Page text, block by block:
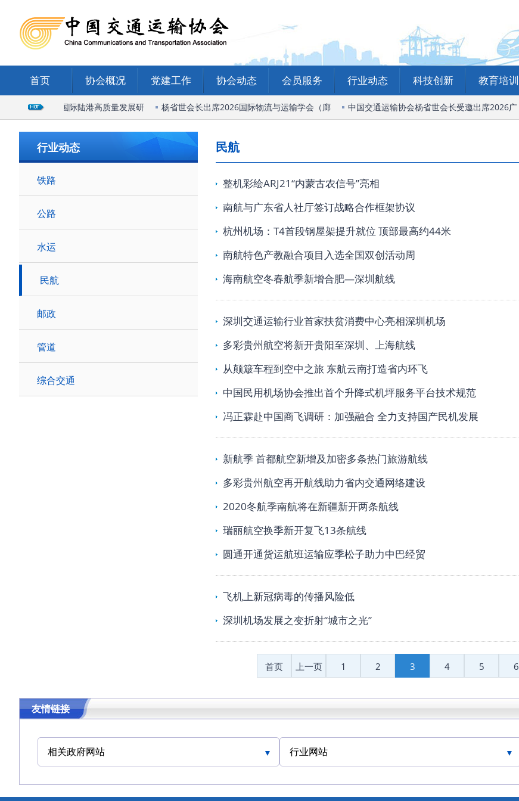
首页 协会概况 党建工作 协会动态 会员服务 行业动态 科技创新 教育培训
长出席石家庄国际陆港高质量发展研 杨省世会长出席2026国际物流与运输学会（廊 中国交通运输协会杨省世会长受邀出席2026广
行业动态
铁路
公路
水运
民航
邮政
管道
综合交通
民航
整机彩绘ARJ21“内蒙古农信号”亮相
南航与广东省人社厅签订战略合作框架协议
杭州机场：T4首段钢屋架提升就位 顶部最高约44米
南航特色产教融合项目入选全国双创活动周
海南航空冬春航季新增合肥—深圳航线
深圳交通运输行业首家扶贫消费中心亮相深圳机场
多彩贵州航空将新开贵阳至深圳、上海航线
从颠簸车程到空中之旅 东航云南打造省内环飞
中国民用机场协会推出首个升降式机坪服务平台技术规范
冯正霖赴中国商飞调研：加强融合 全力支持国产民机发展
新航季 首都航空新增及加密多条热门旅游航线
多彩贵州航空再开航线助力​省内交通网络建设
2020冬航季南航将在新疆新开两条航线
瑞丽航空换季新开复飞13条航线
圆通开通货运航班运输应季松子助力中巴经贸
飞机上新冠病毒的传播风险低
深圳机场发展之变折射“城市之光”
首页 上一页 1 2 3 4 5 6
友情链接
相关政府网站
中华人民共和国交通运输部
行业网站
人民交通网